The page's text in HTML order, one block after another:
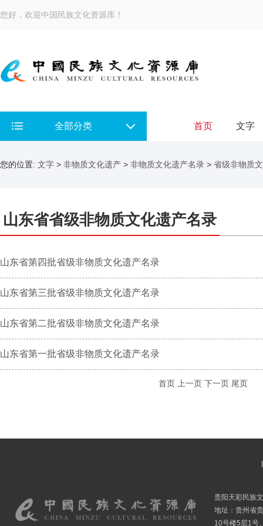
您好，欢迎中国民族文化资源库！
全部分类 首页 文字
您的位置: 文字 > 非物质文化遗产 > 非物质文化遗产名录 > 省级非物质
山东省省级非物质文化遗产名录
山东省第四批省级非物质文化遗产名录
山东省第三批省级非物质文化遗产名录
山东省第二批省级非物质文化遗产名录
山东省第一批省级非物质文化遗产名录
首页 上一页 下一页 尾页
贵阳天彩民族
地址：贵州省
10号楼5层1号